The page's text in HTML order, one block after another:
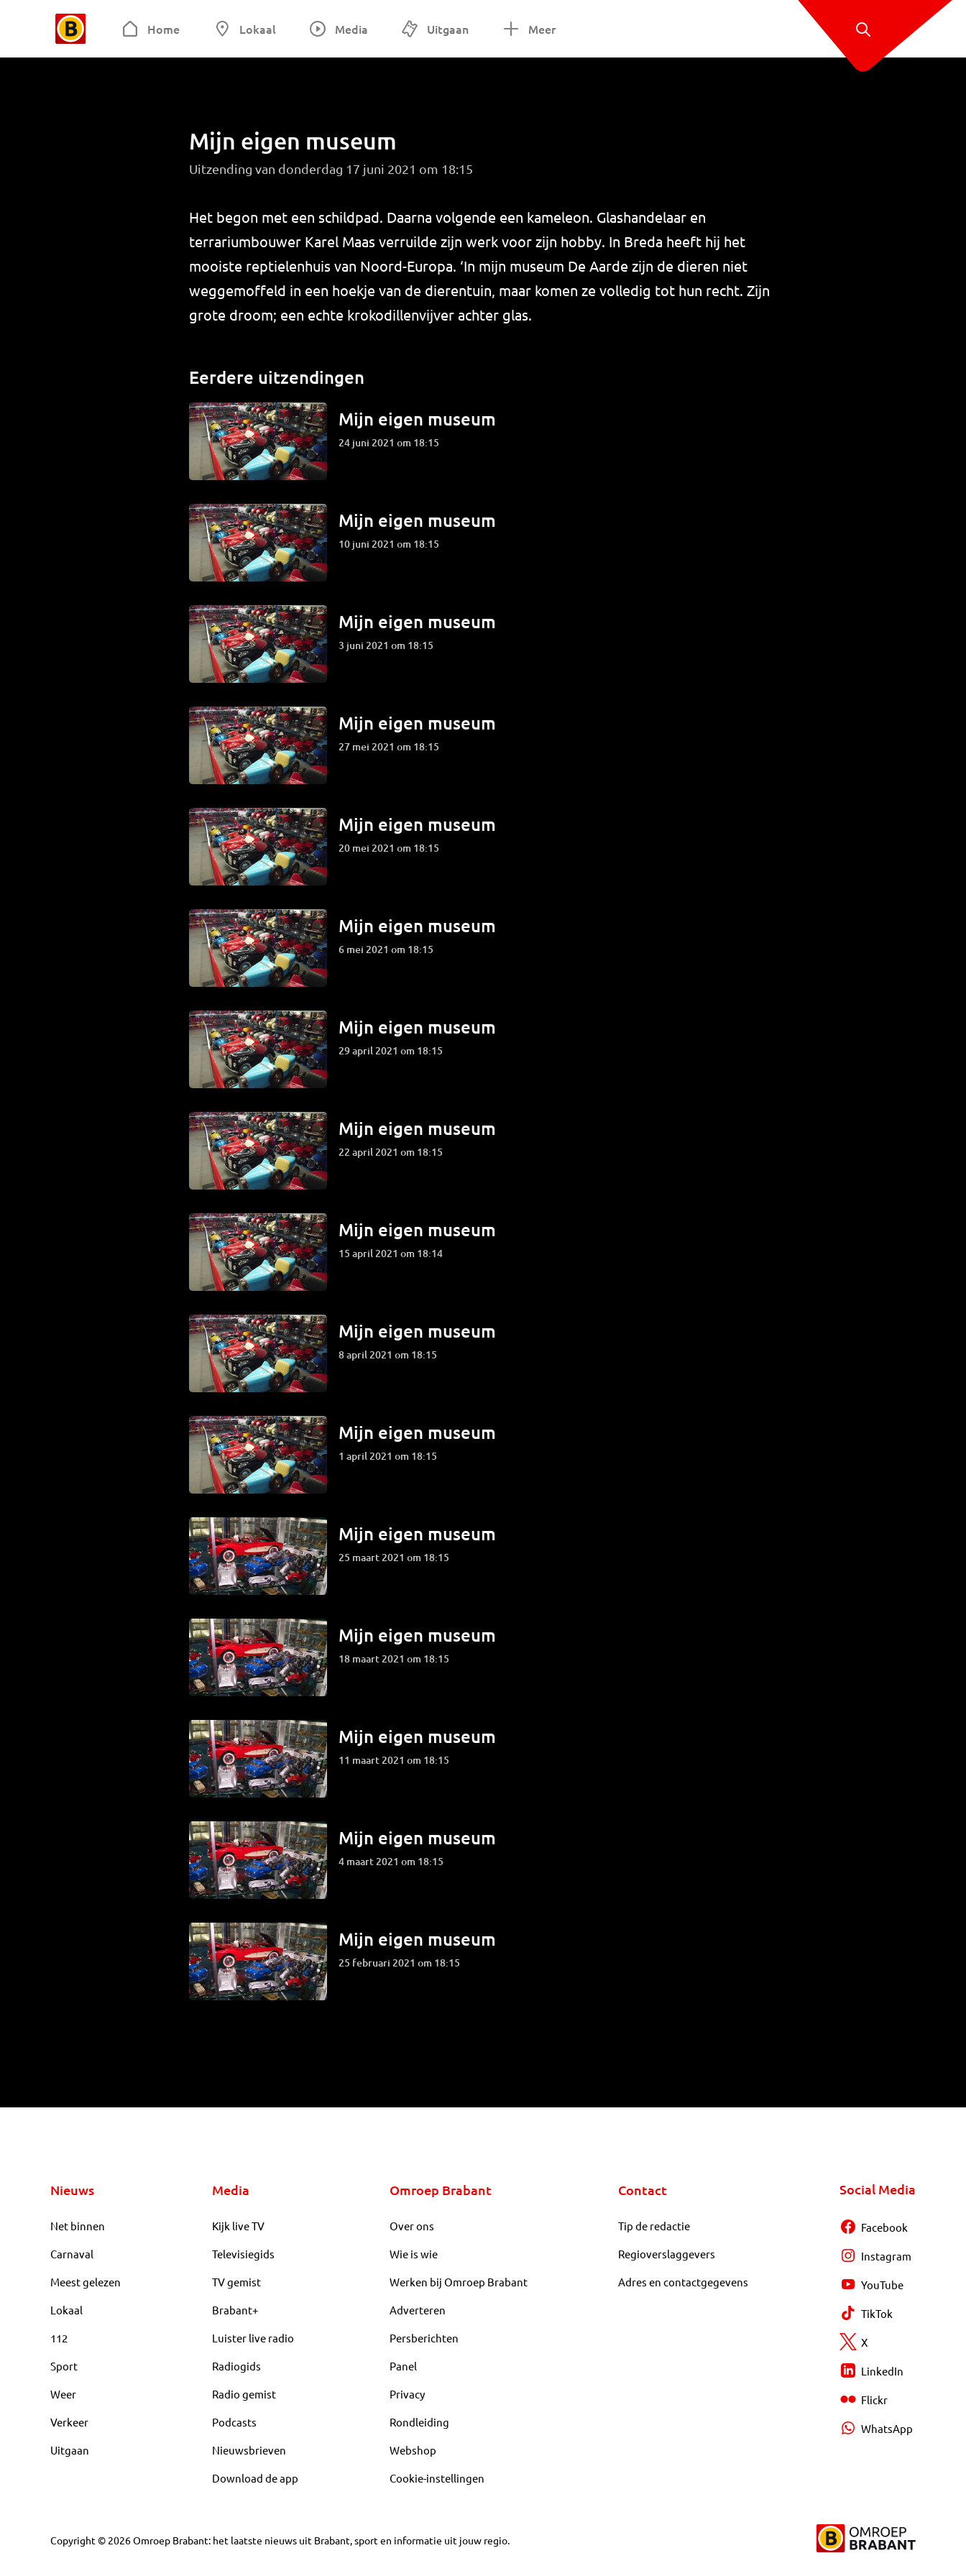
Home Lokaal Media Uitgaan Meer
Mijn eigen museum
Uitzending van donderdag 17 juni 2021 om 18:15
Het begon met een schildpad. Daarna volgende een kameleon. Glashandelaar en
terrariumbouwer Karel Maas verruilde zijn werk voor zijn hobby. In Breda heeft hij het
mooiste reptielenhuis van Noord-Europa. ‘In mijn museum De Aarde zijn de dieren niet
weggemoffeld in een hoekje van de dierentuin, maar komen ze volledig tot hun recht. Zijn
grote droom; een echte krokodillenvijver achter glas.
Eerdere uitzendingen
Mijn eigen museum
24 juni 2021 om 18:15
Mijn eigen museum
10 juni 2021 om 18:15
Mijn eigen museum
3 juni 2021 om 18:15
Mijn eigen museum
27 mei 2021 om 18:15
Mijn eigen museum
20 mei 2021 om 18:15
Mijn eigen museum
6 mei 2021 om 18:15
Mijn eigen museum
29 april 2021 om 18:15
Mijn eigen museum
22 april 2021 om 18:15
Mijn eigen museum
15 april 2021 om 18:14
Mijn eigen museum
8 april 2021 om 18:15
Mijn eigen museum
1 april 2021 om 18:15
Mijn eigen museum
25 maart 2021 om 18:15
Mijn eigen museum
18 maart 2021 om 18:15
Mijn eigen museum
11 maart 2021 om 18:15
Mijn eigen museum
4 maart 2021 om 18:15
Mijn eigen museum
25 februari 2021 om 18:15
Nieuws
Net binnen
Carnaval
Meest gelezen
Lokaal
112
Sport
Weer
Verkeer
Uitgaan
Media
Kijk live TV
Televisiegids
TV gemist
Brabant+
Luister live radio
Radiogids
Radio gemist
Podcasts
Nieuwsbrieven
Download de app
Omroep Brabant
Over ons
Wie is wie
Werken bij Omroep Brabant
Adverteren
Persberichten
Panel
Privacy
Rondleiding
Webshop
Cookie-instellingen
Contact
Tip de redactie
Regioverslaggevers
Adres en contactgegevens
Social Media
Facebook
Instagram
YouTube
TikTok
X
LinkedIn
Flickr
WhatsApp
Copyright © 2026Omroep Brabant: het laatste nieuws uit Brabant, sport en informatie uit jouw regio.